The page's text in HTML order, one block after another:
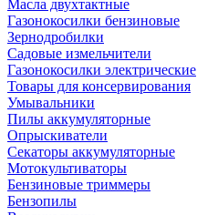
Масла двухтактные
Газонокосилки бензиновые
Зернодробилки
Садовые измельчители
Газонокосилки электрические
Товары для консервирования
Умывальники
Пилы аккумуляторные
Опрыскиватели
Секаторы аккумуляторные
Мотокультиваторы
Бензиновые триммеры
Бензопилы